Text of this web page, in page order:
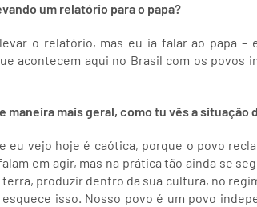
um relatório para o papa?
o relatório, mas eu ia falar ao papa
acontecem aqui no Brasil com os povos
maneira mais geral, como tu vês a situação
eu vejo hoje é caótica, porque o povo
em agir, mas na prática tão ainda se
produzir dentro da sua cultura, no
esquece isso. Nosso povo é um povo